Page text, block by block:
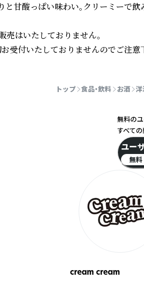
甘酸っぱい味わい。クリーミーで飲
はいたしておりません。
受付いたしておりませんのでご注意
トップ 食品・飲料 お酒 洋
cream cream
無料の
すべて
ユー
無料